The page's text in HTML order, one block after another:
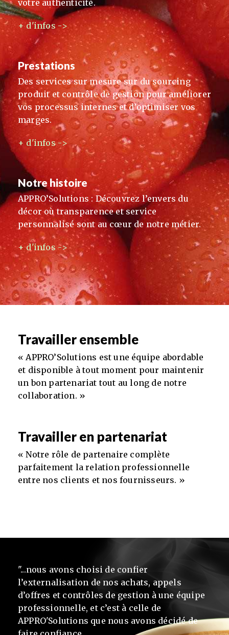
votre authenticité.
+ d'infos ->
Prestations
Des services sur mesure sur du sourcing
produit et contrôle de gestion pour améliorer
vos processus internes et d’optimiser vos
marges.
+ d'infos ->
Notre histoire
APPRO’Solutions : Découvrez l’envers du
décor où transparence et service
personnalisé sont au cœur de notre métier.
+ d'infos ->
Travailler ensemble
« APPRO’Solutions est une équipe abordable
et disponible à tout moment pour maintenir
un bon partenariat tout au long de notre
collaboration. »
Travailler en partenariat
« Notre rôle de partenaire complète
parfaitement la relation professionnelle
entre nos clients et nos fournisseurs. »
"...nous avons choisi de confier
l’externalisation de nos achats, appels
d’offres et contrôles de gestion à une équipe
professionnelle, et c’est à celle de
APPRO'Solutions que nous avons décidé de